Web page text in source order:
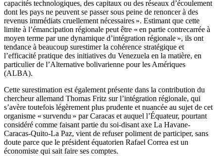
capacités technologiques, des capitaux ou des réseaux d’écoulement
dont les pays ne peuvent se passer sous peine de renoncer à des
revenus immédiats cruellement nécessaires ». Estimant que cette
limite à l’émancipation régionale peut être « en partie contrecarrée à
moyen terme par une dynamique d’intégration régionale », ils ont
tendance à beaucoup surestimer la cohérence stratégique et
l’efficacité pratique des initiatives du Venezuela en la matière, en
particulier de l’Alternative bolivarienne pour les Amériques
(ALBA).
Cette surestimation est également présente dans la contribution du
chercheur allemand Thomas Fritz sur l’intégration régionale, qui
s’avère toutefois légèrement plus prudente et nuancée au sujet de cet
organisme « survendu » par Caracas et auquel l’Équateur, pourtant
considéré comme faisant partie du soi-disant axe La Havane-
Caracas-Quito-La Paz, vient de refuser poliment de participer, sans
doute parce que le président équatorien Rafael Correa est un
économiste qui sait faire ses comptes.